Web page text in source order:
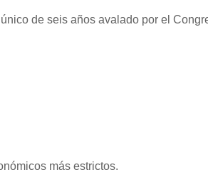
de seis años avalado por el
más estrictos.